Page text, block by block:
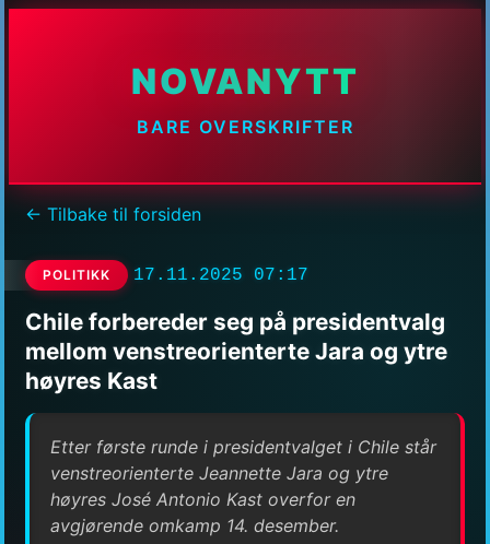
NOVANYTT
BARE OVERSKRIFTER
← Tilbake til forsiden
POLITIKK 17.11.2025 07:17
Chile forbereder seg på presidentvalg
mellom venstreorienterte Jara og ytre
høyres Kast
Etter første runde i presidentvalget i Chile står
venstreorienterte Jeannette Jara og ytre
høyres José Antonio Kast overfor en
avgjørende omkamp 14. desember.